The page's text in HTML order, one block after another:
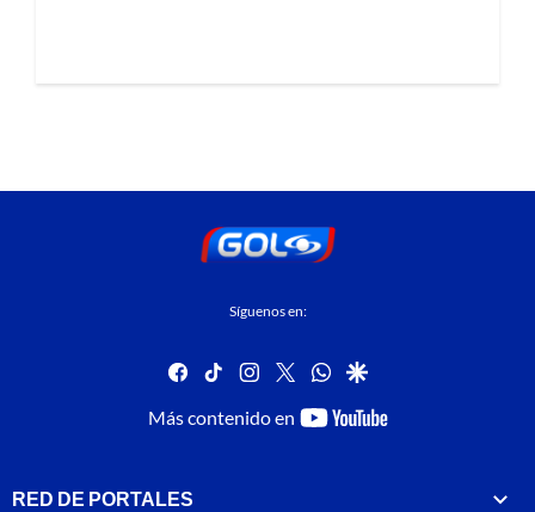
Síguenos en:
facebook
tiktok instagram
twitterwhatsapp
google
Más contenido en
youtube-
RED DE PORTALES